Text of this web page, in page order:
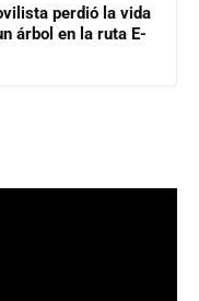
perdió la vida
árbol en la ruta E-